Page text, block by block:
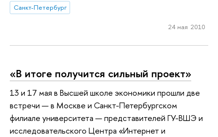
Санкт-Петербург
24 мая 2010
«В итоге получится сильный проект»
13 и 17 мая в Высшей школе экономики прошли две
встречи — в Москве и Санкт-Петербургском
филиале университета — представителей ГУ-ВШЭ и
исследовательского Центра «Интернет и